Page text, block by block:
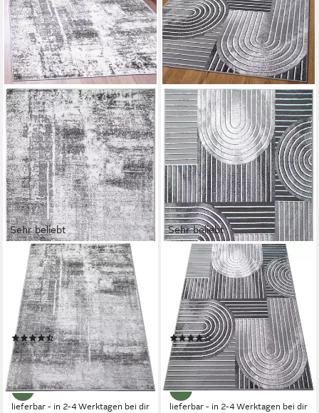
Sehr beliebt
OTTO HOME
Teppich Salsa, rechteckig,
Höhe: 9 mm, mit besonders
weichem Flor, Kurzflor, im
Vintage-Look, dichte Qualität
(801)
ab 9,99 € UVP20,99 €
-52%
lieferbar - in 2-4 Werktagen bei dir
Sehr beliebt
OTTO HOME
Teppich Lysandra, rechteckig,
Höhe: 8 mm, 3D-Effekt, softer
Kurzflor, pflegeleicht, leichter
Glanz, Scandi-Look
(1004)
ab 10,50 € UVP 16,99 €
-38%
lieferbar - in 2-4 Werktagen bei dir